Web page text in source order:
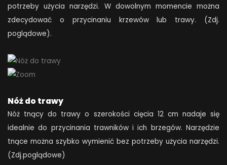
potrzeby użycia narzędzi. W dowolnym momencie można
zdecydować o przycinaniu krzewów lub trawy. (Zdj.
poglądowe).
Nóż do trawy
Nóż tnący do trawy o szerokości cięcia 12 cm nadaje się
idealnie do przycinania trawników i ich brzegów. Narzędzie
tnące można szybko wymienić bez potrzeby użycia narzędzi.
(Zdj.poglądowe)